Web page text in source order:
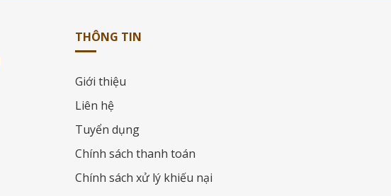
THÔNG TIN
Giới thiệu
Liên hệ
Tuyển dụng
Chính sách thanh toán
Chính sách xử lý khiếu nại